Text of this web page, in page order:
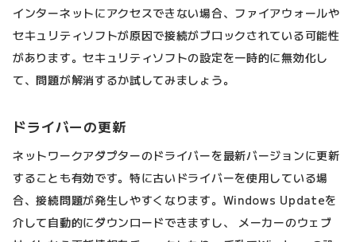
インターネットにアクセスできない場合、ファイアウォールや
セキュリティソフトが原因で接続がブロックされている可能性
があります。セキュリティソフトの設定を一時的に無効化し
て、問題が解消するか試してみましょう。
ドライバーの更新
ネットワークアダプターのドライバーを最新バージョンに更新
することも有効です。特に古いドライバーを使用している場
合、接続問題が発生しやすくなります。Windows Updateを
介して自動的にダウンロードできますし、 メーカーのウェブ